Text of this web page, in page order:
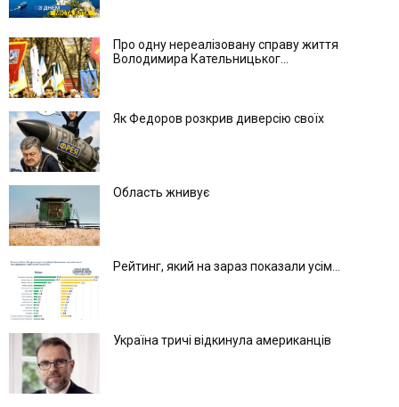
Про одну нереалізовану справу життя
Володимира Кательницьког...
Як Федоров розкрив диверсію своїх
Область жнивує
Рейтинг, який на зараз показали усім...
Україна тричі відкинула американців